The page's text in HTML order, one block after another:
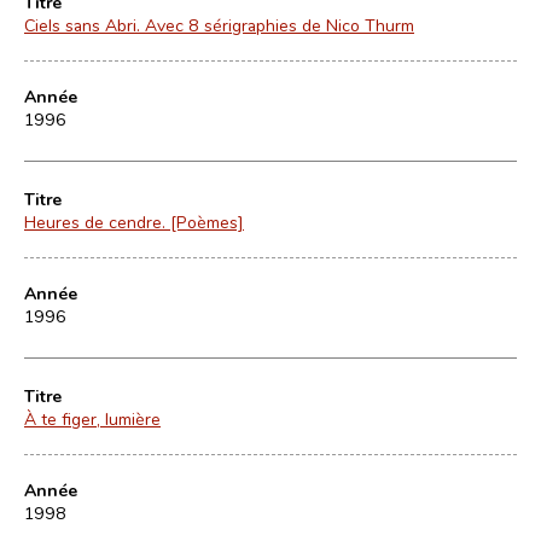
Ciels sans Abri. Avec 8 sérigraphies de Nico Thurm
Année
1996
Titre
Heures de cendre. [Poèmes]
Année
1996
Titre
À te figer, lumière
Année
1998